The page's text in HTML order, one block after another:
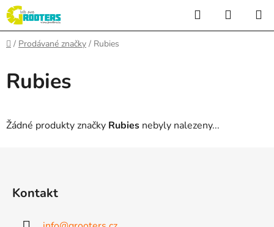
Přejít
na
obsah
Hledat
KOŠÍK
Domů
/ Prodávané značky / Rubies
Rubies
Žádné produkty značky Rubies nebyly nalezeny...
Kontakt